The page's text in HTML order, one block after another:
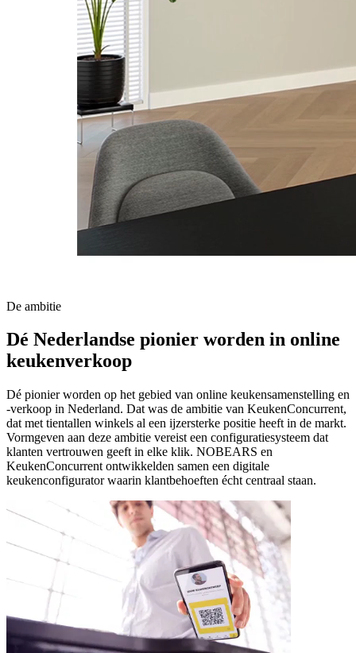
De ambitie
Dé Nederlandse pionier worden in online
keukenverkoop
Dé pionier worden op het gebied van online keukensamenstelling en
-verkoop in Nederland. Dat was de ambitie van KeukenConcurrent,
dat met tientallen winkels al een ijzersterke positie heeft in de markt.
Vormgeven aan deze ambitie vereist een configuratiesysteem dat
klanten vertrouwen geeft in elke klik. NOBEARS en
KeukenConcurrent ontwikkelden samen een digitale
keukenconfigurator waarin klantbehoeften écht centraal staan.